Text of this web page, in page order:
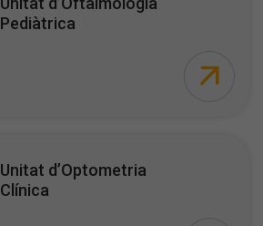
Pediàtrica
Unitat d’Optometria
Clínica